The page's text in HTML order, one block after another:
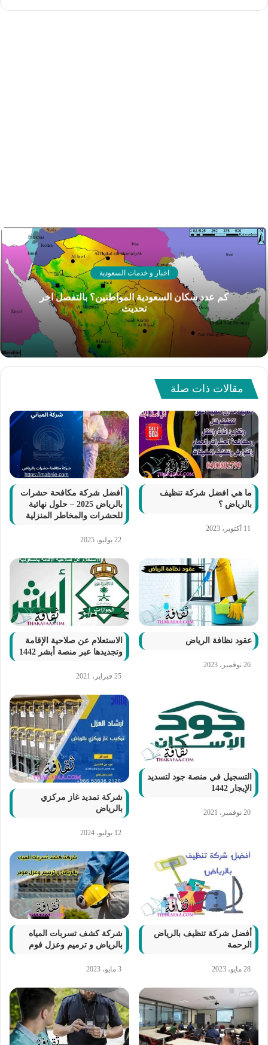
اخبار و خدمات السعودية
كم عدد سكان السعودية المواطنين؟ بالتفصل اخر
تحديث
مقالات ذات صلة
ما هي افضل شركة تنظيف
بالرياض ؟
11 أكتوبر، 2023
أفضل شركة مكافحة حشرات
بالرياض 2025 – حلول نهائية
للحشرات والمخاطر المنزلية
22 يوليو، 2025
عقود نظافة الرياض
26 نوفمبر، 2023
الاستعلام عن صلاحية الإقامة
وتجديدها عبر منصة أبشر 1442
25 فبراير، 2021
التسجيل في منصة جود لتسديد
الإيجار 1442
20 نوفمبر، 2021
شركة تمديد غاز مركزي
بالرياض
12 يوليو، 2024
أفضل شركة تنظيف بالرياض
الرحمة
28 مايو، 2023
شركة كشف تسربات المياه
بالرياض و ترميم وعزل فوم
3 مايو، 2023